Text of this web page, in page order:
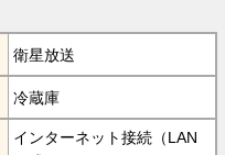
衛星放送
冷蔵庫
インターネット接続（LAN